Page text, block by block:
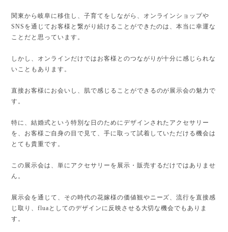
関東から岐阜に移住し、子育てをしながら、オンラインショップや
SNSを通じてお客様と繋がり続けることができたのは、本当に幸運な
ことだと思っています。
しかし、オンラインだけではお客様とのつながりが十分に感じられな
いこともあります。
直接お客様にお会いし、肌で感じることができるのが展示会の魅力で
す。
特に、結婚式という特別な日のためにデザインされたアクセサリー
を、お客様ご自身の目で見て、手に取って試着していただける機会は
とても貴重です。
この展示会は、単にアクセサリーを展示・販売するだけではありませ
ん。
展示会を通じて、その時代の花嫁様の価値観やニーズ、流行を直接感
じ取り、fluaとしてのデザインに反映させる大切な機会でもありま
す。